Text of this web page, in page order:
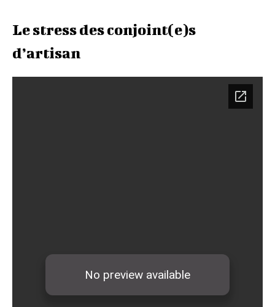
Le stress des conjoint(e)s
d’artisan